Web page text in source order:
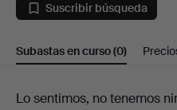
en
Lysekils
Suscribir búsqueda
Subastas en curso(0)
Subastas
Lo sentimos, no tenemos